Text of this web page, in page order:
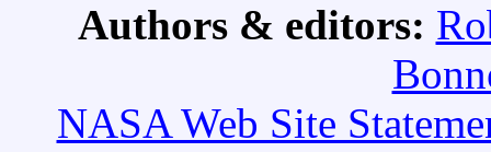
Authors & editors:
NASA Web Site